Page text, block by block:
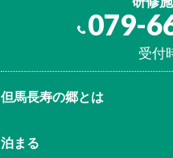
079-
受付
但馬⾧寿の郷とは
泊まる